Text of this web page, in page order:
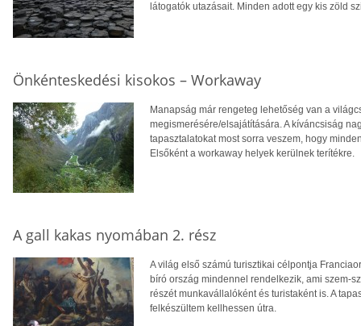
látogatók utazásait. Minden adott egy kis zöld
Önkénteskedési kisokos – Workaway
Manapság már rengeteg lehetőség van a
megismerésére/elsajátítására. A kíváncsiság
tapasztalatokat most sorra veszem, hogy
Elsőként a workaway helyek kerülnek terítékre.
A gall kakas nyomában 2. rész
A világ első számú turisztikai célpontja
bíró ország mindennel rendelkezik, ami szem-
részét munkavállalóként és turistaként is. A
felkészültem kellhessen útra.